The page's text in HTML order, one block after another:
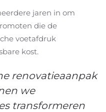
jaren in om
die de
voetafdruk
kost.
renovatieaanpak
we
transformeren